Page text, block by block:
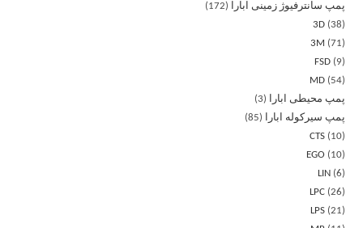
پمپ سانترفیوژ زمینی ابارا
172
3D 38
3M
71
FSD
9
MD
54
پمپ محیطی ابارا
3
پمپ سیرکوله ابارا
85
CTS
10
EGO
10
LIN
6
LPC 26
LPS 21